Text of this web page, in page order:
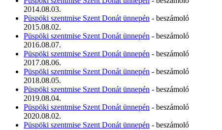
2014.08.03.
Püspöki szentmise Szent Donát ünnepén - beszámoló
2015.08.02.
Püspöki szentmise Szent Donát ünnepén - beszámoló
2016.08.07.
Püspöki szentmise Szent Donát ünnepén - beszámoló
2017.08.06.
Püspöki szentmise Szent Donát ünnepén - beszámoló
2018.08.05.
Püspöki szentmise Szent Donát ünnepén - beszámoló
2019.08.04.
Püspöki szentmise Szent Donát ünnepén - beszámoló
2020.08.02.
Püspöki szentmise Szent Donát ünnepén - beszámoló